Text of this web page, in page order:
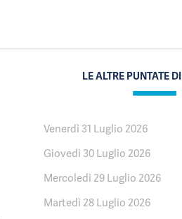
LE ALTRE PUNTATE DI
Venerdì 31 Luglio 2026
Giovedì 30 Luglio 2026
Mercoledì 29 Luglio 2026
Martedì 28 Luglio 2026